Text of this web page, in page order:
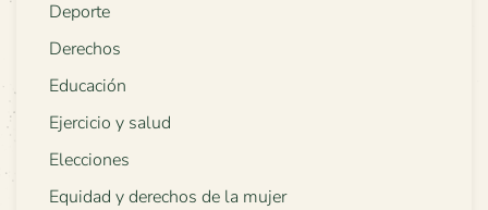
Deporte
Derechos
Educación
Ejercicio y salud
Elecciones
Equidad y derechos de la mujer